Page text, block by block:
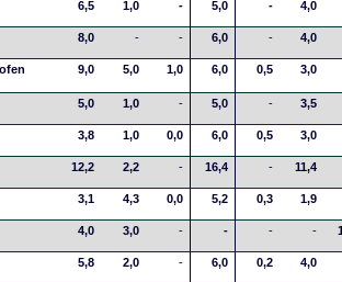
6,5 1,0 - 5,0 - 4,0
8,0 - - 6,0 - 4,0
9,0 5,0 1,0 6,0 0,5 3,0
5,0 1,0 - 5,0 - 3,5
3,8 1,0 0,0 6,0 0,5 3,0
12,2 2,2 - 16,4 - 11,4
3,1 4,3 0,0 5,2 0,3 1,9
4,0 3,0 - - - -
5,8 2,0 - 6,0 0,2 4,0